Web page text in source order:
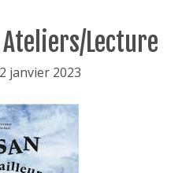
Ateliers/Lecture
janvier 2023